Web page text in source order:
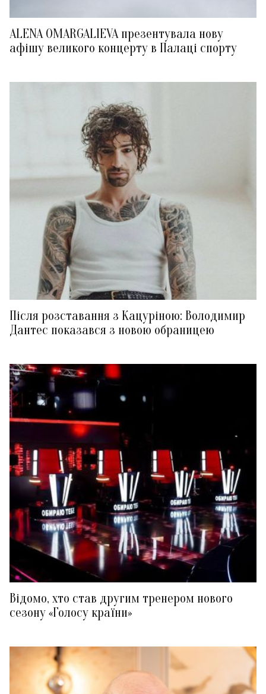
ALENA OMARGALIEVA презентувала нову
афішу великого концерту в Палаці спорту
Після розставання з Кацуріною: Володимир
Дантес показався з новою обраницею
Відомо, хто став другим тренером нового
сезону «Голосу країни»